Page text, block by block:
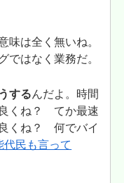
味は全く無いね。
ではなく業務だ。
するんだよ。時間
くね？ てか最速
くね？ 何でバイ
代民も言って